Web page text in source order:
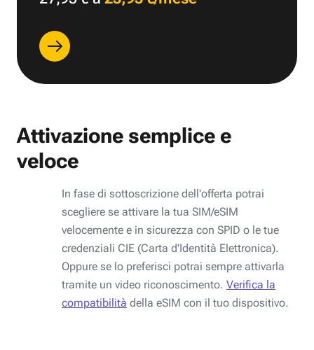
Attivazione semplice e
veloce
In fase di sottoscrizione dell'offerta potrai
scegliere se attivare la tua SIM/eSIM
velocemente e in sicurezza con SPID o le tue
credenziali CIE (Carta d'Identità Elettronica).
Oppure se lo preferisci potrai sempre attivarla
tramite un video riconoscimento. Verifica la
compatibilità della eSIM con il tuo dispositivo.